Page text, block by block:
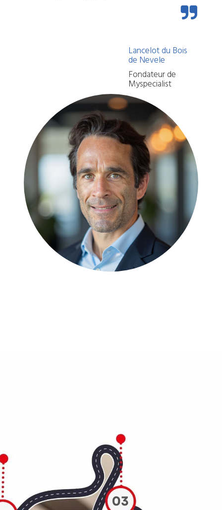
Lancelot du Bois
de Nevele
Fondateur de
Myspecialist